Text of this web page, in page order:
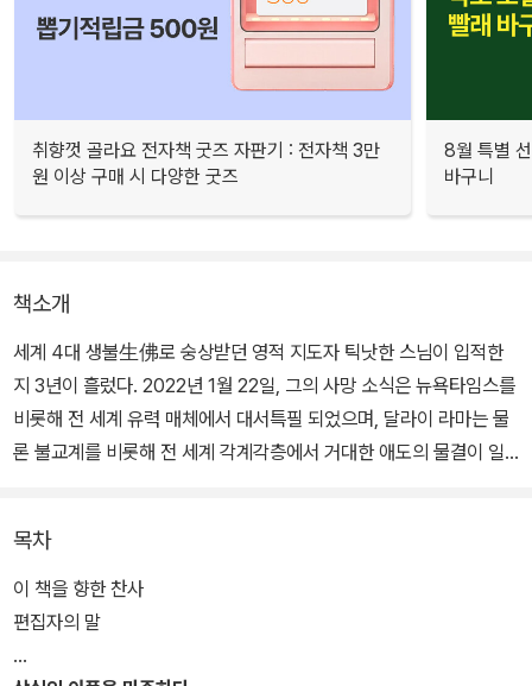
취향껏 골라요 전자책 굿즈 자판기 : 전자책 3만
원 이상 구매 시 다양한 굿즈
8월 특별
바구니
책소개
세계 4대 생불生佛로 숭상받던 영적 지도자 틱낫한 스님이 입적한
지 3년이 흘렀다. 2022년 1월 22일, 그의 사망 소식은 뉴욕타임스를
비롯해 전 세계 유력 매체에서 대서특필 되었으며, 달라이 라마는 물
론 불교계를 비롯해 전 세계 각계각층에서 거대한 애도의 물결이 일
사랑하는 사람과의 이별, 갑작스러운 상실을 마주했을 때 많은 이가
어떻게 해야 할지 몰라 방황하거나, 절망과 비통에 빠져 자기 자신을
목차
이 책을 향한 찬사
편집자의 말